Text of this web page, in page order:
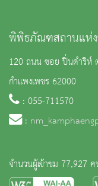
พิพิธภัณฑสถานแห่
120 ถนน ซอย ปิ่นดำริห์
กำแพงเพชร 62000
: 055-711570
:
จำนวนผู้เข้าชม 77,927